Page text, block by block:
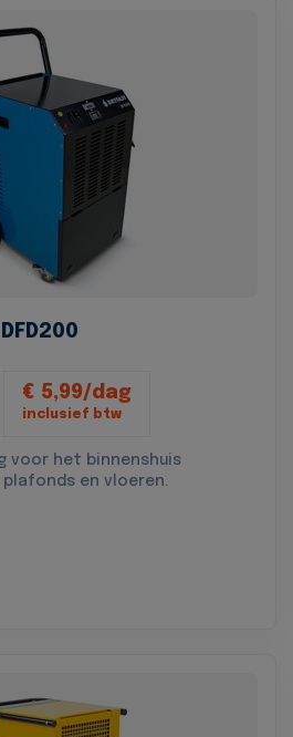
€ 5,99/dag
inclusief btw
voor het binnenshuis
plafonds en vloeren.